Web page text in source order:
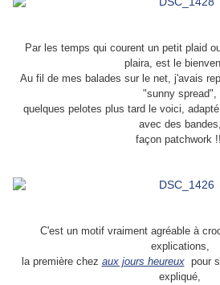
Par les temps qui courent un petit plaid
plaira, est le
Au fil de mes balades sur le net, j'avais
"sunny spread",
quelques pelotes plus tard le voici,
avec des bandes,
façon patchwork
C'est un motif vraiment agréable à
explications,
la première chez aux jours heureuxpour
expliqué,